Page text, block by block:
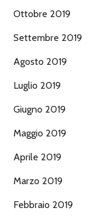
Ottobre 2019
Settembre 2019
Agosto 2019
Luglio 2019
Giugno 2019
Maggio 2019
Aprile 2019
Marzo 2019
Febbraio 2019